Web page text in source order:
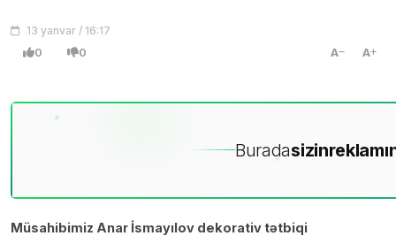
13 yanvar / 16:17
0 0 A A
Buradasizin
Müsahibimiz Anar İsmayılov dekorativ tətbiqi